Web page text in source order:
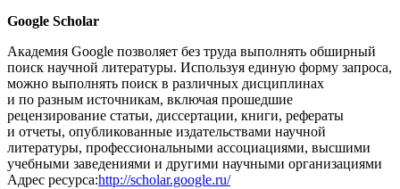
Google Scholar
Академия Google позволяет без труда выполнять обширный
поиск научной литературы. Используя единую форму запроса,
можно выполнять поиск в различных дисциплинах
и по разным источникам, включая прошедшие
рецензирование статьи, диссертации, книги, рефераты
и отчеты, опубликованные издательствами научной
литературы, профессиональными ассоциациями, высшими
учебными заведениями и другими научными организациями
Адрес ресурса:http://scholar.google.ru/